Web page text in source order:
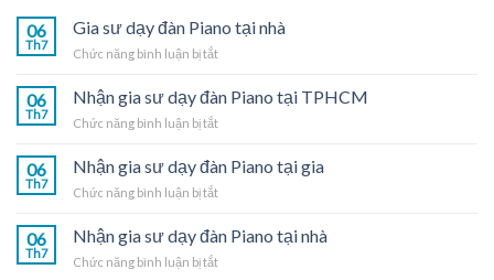
06
Th7
Gia sư dạy đàn Piano tại nhà
Chức năng bình luận bị tắtở
dạy
đàn
tại
06
Th7
Nhận gia sư dạy đàn Piano tại TPHCM
Chức năng bình luận bị tắtở
gia
sư
dạy
Piano
TPHCM
06
Th7
Nhận gia sư dạy đàn Piano tại gia
Chức năng bình luận bị tắtở
gia
sư
dạy
06
Th7
Nhận gia sư dạy đàn Piano tại nhà
Chức năng bình luận bị tắtở